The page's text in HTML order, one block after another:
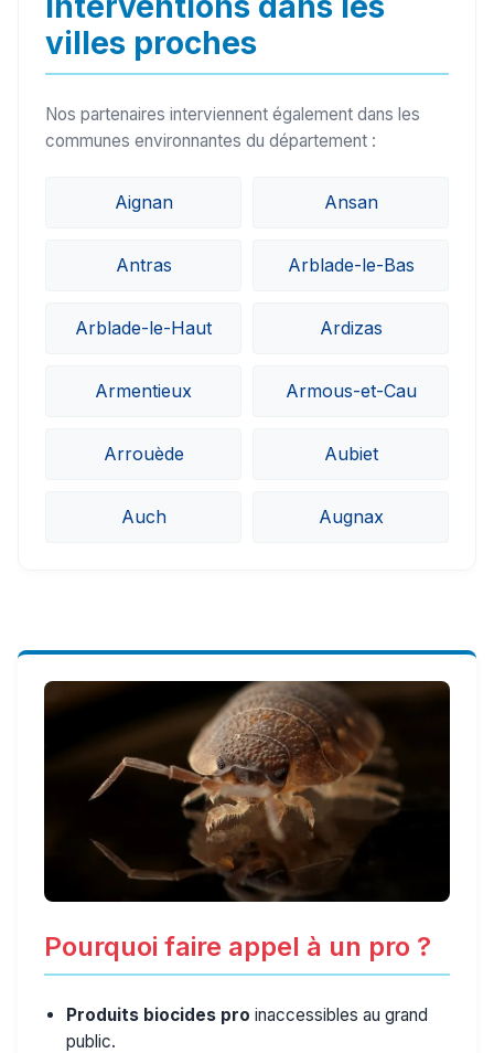
villes proches
Nos partenaires interviennent également dans les
communes environnantes du département :
Aignan Ansan
Antras Arblade-le-Bas
Arblade-le-Haut Ardizas
Armentieux Armous-et-Cau
Arrouède Aubiet
Auch Augnax
Pourquoi faire appel à un pro ?
Produits biocides pro inaccessibles au grand
public.